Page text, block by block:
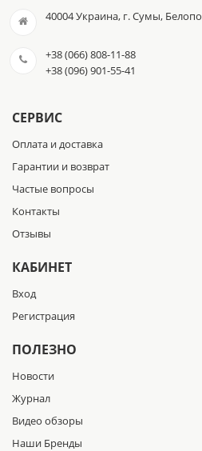
40004 Украина, г. Сумы,
+38 (066) 808-11-88
+38 (096) 901-55-41
СЕРВИС
Оплата и доставка
Гарантии и возврат
Частые вопросы
Контакты
Отзывы
КАБИНЕТ
Вход
Регистрация
ПОЛЕЗНО
Новости
Журнал
Видео обзоры
Наши Бренды